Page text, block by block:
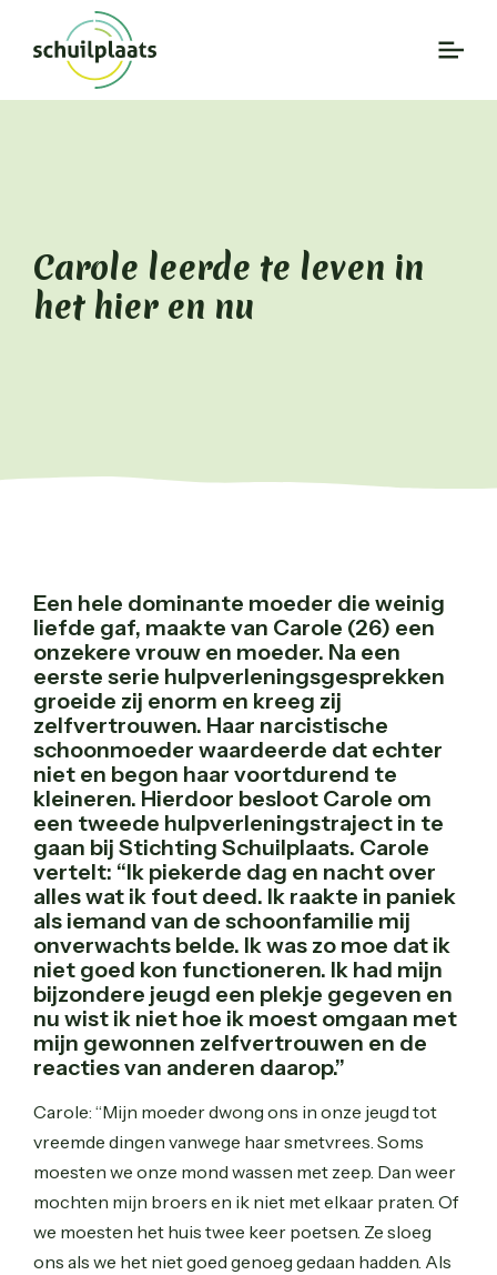
Carole leerde te leven in
het hier en nu
Een hele dominante moeder die weinig
liefde gaf, maakte van Carole (26) een
onzekere vrouw en moeder. Na een
eerste serie hulpverleningsgesprekken
groeide zij enorm en kreeg zij
zelfvertrouwen. Haar narcistische
schoonmoeder waardeerde dat echter
niet en begon haar voortdurend te
kleineren. Hierdoor besloot Carole om
een tweede hulpverleningstraject in te
gaan bij Stichting Schuilplaats. Carole
vertelt: “Ik piekerde dag en nacht over
alles wat ik fout deed. Ik raakte in paniek
als iemand van de schoonfamilie mij
onverwachts belde. Ik was zo moe dat ik
niet goed kon functioneren. Ik had mijn
bijzondere jeugd een plekje gegeven en
nu wist ik niet hoe ik moest omgaan met
mijn gewonnen zelfvertrouwen en de
reacties van anderen daarop.”
Carole: “Mijn moeder dwong ons in onze jeugd tot
vreemde dingen vanwege haar smetvrees. Soms
moesten we onze mond wassen met zeep. Dan weer
mochten mijn broers en ik niet met elkaar praten. Of
we moesten het huis twee keer poetsen. Ze sloeg
ons als we het niet goed genoeg gedaan hadden. Als